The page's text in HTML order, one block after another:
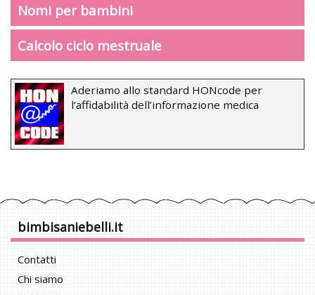
Nomi per bambini
Calcolo ciclo mestruale
Aderiamo allo standard HONcode per
l’affidabilità dell’informazione medica
bimbisaniebelli.it
Contatti
Chi siamo